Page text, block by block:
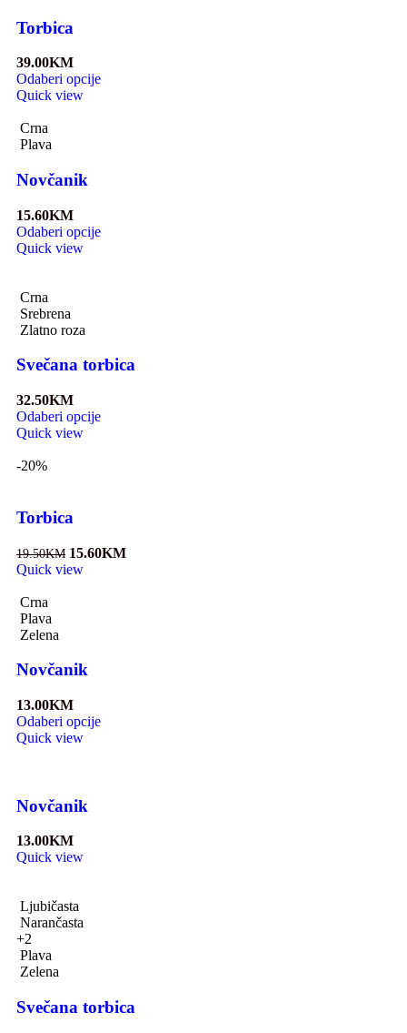
Torbica
39.00KM
Odaberi opcije
Quick view
Crna
Plava
Novčanik
15.60KM
Odaberi opcije
Quick view
Crna
Srebrena
Zlatno roza
Svečana torbica
32.50KM
Odaberi opcije
Quick view
-20%
Torbica
19.50KM 15.60KM
Quick view
Crna
Plava
Zelena
Novčanik
13.00KM
Odaberi opcije
Quick view
Novčanik
13.00KM
Quick view
Ljubičasta
Narančasta
+2
Plava
Zelena
Svečana torbica